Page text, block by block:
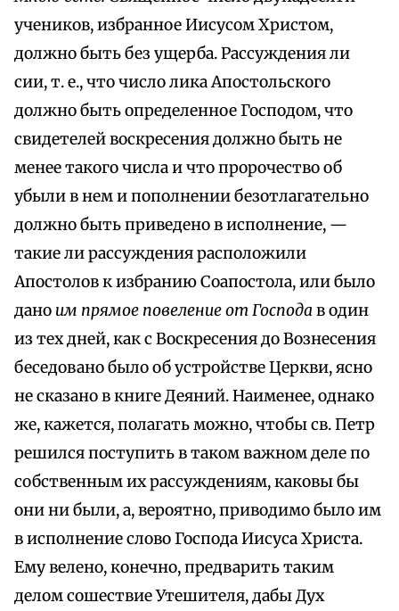
учеников, избранное Иисусом Христом,
должно быть без ущерба. Рассуждения ли
сии, т. е., что число лика Апостольского
должно быть определенное Господом, что
свидетелей воскресения должно быть не
менее такого числа и что пророчество об
убыли в нем и пополнении безотлагательно
должно быть приведено в исполнение, —
такие ли рассуждения расположили
Апостолов к избранию Соапостола, или было
дано им прямое повеление от Господав один
из тех дней, как с Воскресения до Вознесения
беседовано было об устройстве Церкви, ясно
не сказано в книге Деяний. Наименее, однако
же, кажется, полагать можно, чтобы св. Петр
решился поступить в таком важном деле по
собственным их рассуждениям, каковы бы
они ни были, а, вероятно, приводимо было им
в исполнение слово Господа Иисуса Христа.
Ему велено, конечно, предварить таким
делом сошествие Утешителя, дабы Дух